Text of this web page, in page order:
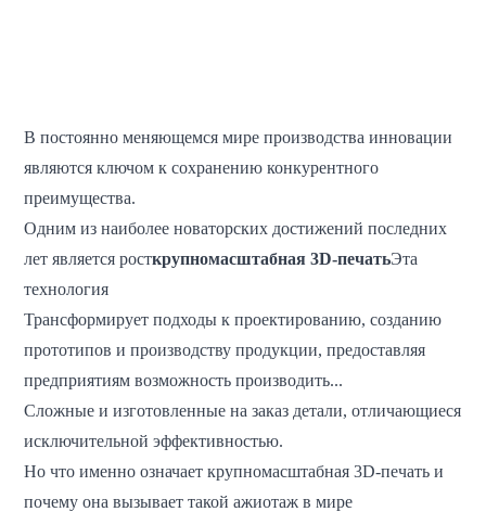
В постоянно меняющемся мире производства инновации
являются ключом к сохранению конкурентного
преимущества.
Одним из наиболее новаторских достижений последних
лет является росткрупномасштабная 3D-печатьЭта
технология
Трансформирует подходы к проектированию, созданию
прототипов и производству продукции, предоставляя
предприятиям возможность производить...
Сложные и изготовленные на заказ детали, отличающиеся
исключительной эффективностью.
Но что именно означает крупномасштабная 3D-печать и
почему она вызывает такой ажиотаж в мире